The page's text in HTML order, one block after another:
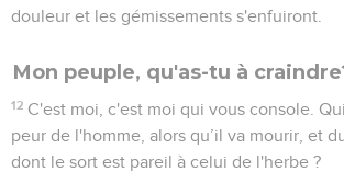
douleur et les gémissements s'enfuiront.
Mon peuple, qu'as-tu à
12 C'est moi, c'est moi qui vous console.
peur de l'homme, alors qu’il va mourir, et
dont le sort est pareil à celui de l'herbe ?